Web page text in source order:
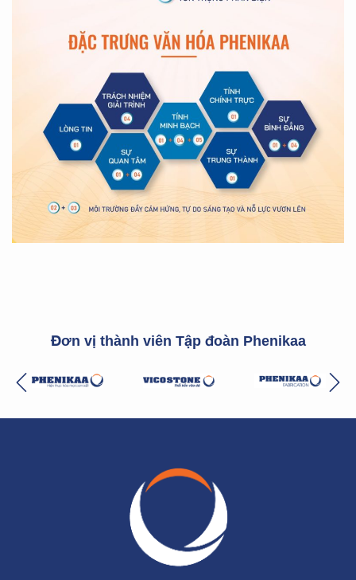
Đơn vị thành viên Tập đoàn Phenikaa